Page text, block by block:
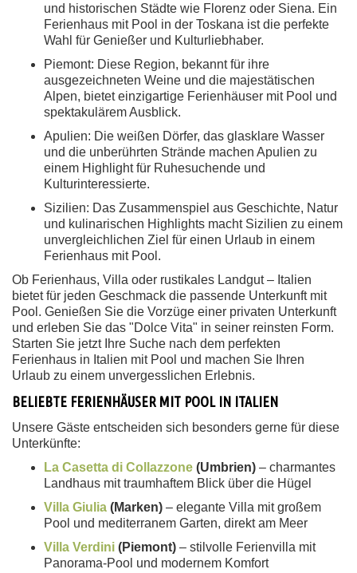
und historischen Städte wie Florenz oder Siena. Ein
Ferienhaus mit Pool in der Toskana ist die perfekte
Wahl für Genießer und Kulturliebhaber.
Piemont: Diese Region, bekannt für ihre
ausgezeichneten Weine und die majestätischen
Alpen, bietet einzigartige Ferienhäuser mit Pool und
spektakulärem Ausblick.
Apulien: Die weißen Dörfer, das glasklare Wasser
und die unberührten Strände machen Apulien zu
einem Highlight für Ruhesuchende und
Kulturinteressierte.
Sizilien: Das Zusammenspiel aus Geschichte, Natur
und kulinarischen Highlights macht Sizilien zu einem
unvergleichlichen Ziel für einen Urlaub in einem
Ferienhaus mit Pool.
Ob Ferienhaus, Villa oder rustikales Landgut – Italien
bietet für jeden Geschmack die passende Unterkunft mit
Pool. Genießen Sie die Vorzüge einer privaten Unterkunft
und erleben Sie das "Dolce Vita" in seiner reinsten Form.
Starten Sie jetzt Ihre Suche nach dem perfekten
Ferienhaus in Italien mit Pool und machen Sie Ihren
Urlaub zu einem unvergesslichen Erlebnis.
BELIEBTE FERIENHÄUSER MIT POOL IN ITALIEN
Unsere Gäste entscheiden sich besonders gerne für diese
Unterkünfte:
La Casetta di Collazzone (Umbrien) – charmantes
Landhaus mit traumhaftem Blick über die Hügel
Villa Giulia (Marken) – elegante Villa mit großem
Pool und mediterranem Garten, direkt am Meer
Villa Verdini (Piemont) – stilvolle Ferienvilla mit
Panorama-Pool und modernem Komfort